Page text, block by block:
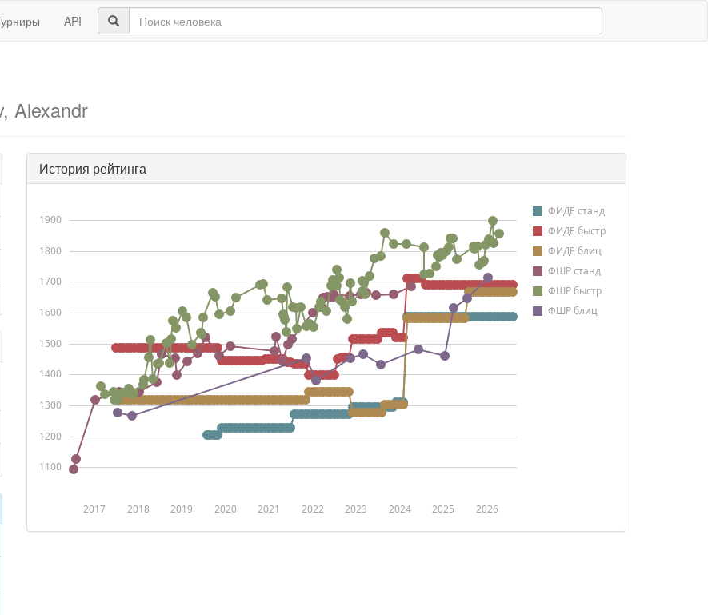
API
Alexandr
История рейтинга
ФИДЕ станд
ФИДЕ быстр
ФИДЕ блиц
ФШР станд
ФШР быстр
ФШР блиц
2017 2018 2019 2020 2021 2022 2023 2024 2025 2026
1100
1200
1300
1400
1500
1600
1700
1800
1900